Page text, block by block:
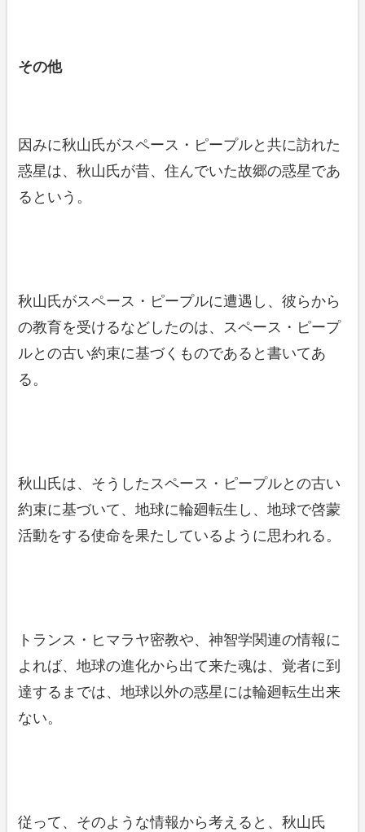
その他
因みに秋山氏がスペース・ピープルと共に訪れた
惑星は、秋山氏が昔、住んでいた故郷の惑星であ
るという。
秋山氏がスペース・ピープルに遭遇し、彼らから
の教育を受けるなどしたのは、スペース・ピープ
ルとの古い約束に基づくものであると書いてあ
る。
秋山氏は、そうしたスペース・ピープルとの古い
約束に基づいて、地球に輪廻転生し、地球で啓蒙
活動をする使命を果たしているように思われる。
トランス・ヒマラヤ密教や、神智学関連の情報に
よれば、地球の進化から出て来た魂は、覚者に到
達するまでは、地球以外の惑星には輪廻転生出来
ない。
従って、そのような情報から考えると、秋山氏